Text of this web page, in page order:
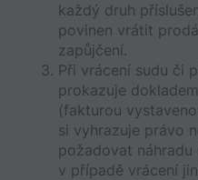
každý druh
povinen vrátit
zapůjčení.
Při vrácení sudu či
prokazuje
(fakturou
si vyhrazuje právo
požadovat
v případě vrácení